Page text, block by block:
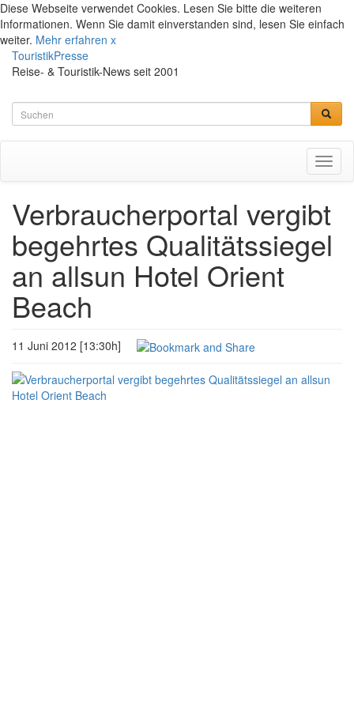
Diese Webseite verwendet Cookies. Lesen Sie bitte die weiteren
Informationen. Wenn Sie damit einverstanden sind, lesen Sie einfach
weiter. Mehr erfahren x
TouristikPresse
Reise- & Touristik-News seit 2001
Verbraucherportal vergibt
begehrtes Qualitätssiegel
an allsun Hotel Orient
Beach
11 Juni 2012 [13:30h]